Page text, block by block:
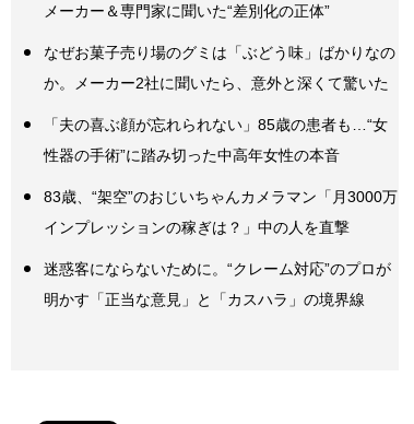
メーカー＆専門家に聞いた“差別化の正体”
なぜお菓子売り場のグミは「ぶどう味」ばかりなの
か。メーカー2社に聞いたら、意外と深くて驚いた
「夫の喜ぶ顔が忘れられない」85歳の患者も…“女
性器の手術”に踏み切った中高年女性の本音
83歳、“架空”のおじいちゃんカメラマン「月3000万
インプレッションの稼ぎは？」中の人を直撃
迷惑客にならないために。“クレーム対応”のプロが
明かす「正当な意見」と「カスハラ」の境界線